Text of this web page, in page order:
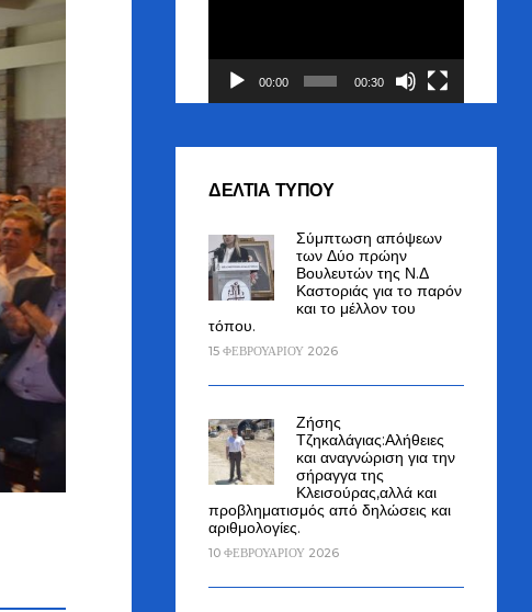
00:00 00:30
ΔΕΛΤΙΑ ΤΥΠΟΥ
Σύμπτωση απόψεων
των Δύο πρώην
Βουλευτών της Ν.Δ
Καστοριάς για το παρόν
και το μέλλον του
τόπου.
15 ΦΕΒΡΟΥΑΡΊΟΥ 2026
Ζήσης
Τζηκαλάγιας:Αλήθειες
και αναγνώριση για την
σήραγγα της
Κλεισούρας,αλλά και
προβληματισμός από δηλώσεις και
αριθμολογίες.
10 ΦΕΒΡΟΥΑΡΊΟΥ 2026